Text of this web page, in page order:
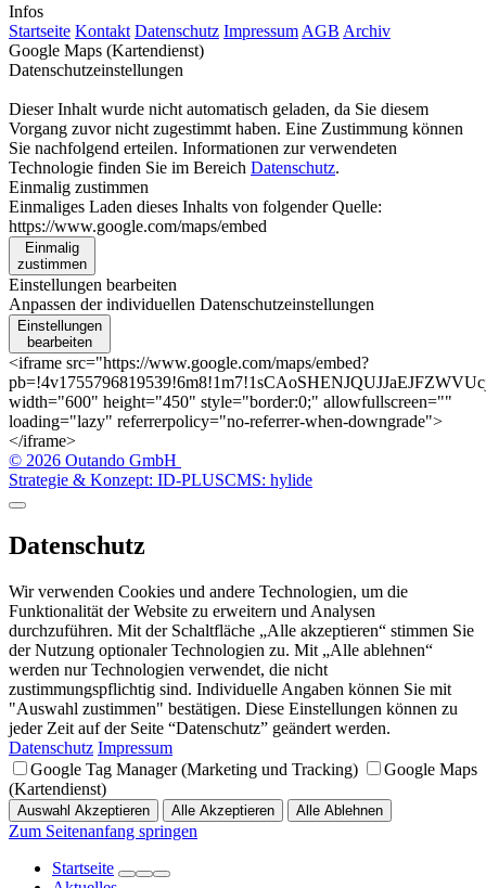
Infos
Startseite Kontakt Datenschutz Impressum AGB Archiv
Google Maps (Kartendienst)
Datenschutzeinstellungen
Dieser Inhalt wurde nicht automatisch geladen, da Sie diesem
Vorgang zuvor nicht zugestimmt haben. Eine Zustimmung können
Sie nachfolgend erteilen. Informationen zur verwendeten
Technologie finden Sie im Bereich Datenschutz.
Einmalig zustimmen
Einmaliges Laden dieses Inhalts von folgender Quelle:
https://www.google.com/maps/embed
Einmalig
zustimmen
Einstellungen bearbeiten
Anpassen der individuellen Datenschutzeinstellungen
Einstellungen
bearbeiten
<iframe src="https://www.google.com/maps/embed?
width="600" height="450" style="border:0;" allowfullscreen=""
loading="lazy" referrerpolicy="no-referrer-when-downgrade">
</iframe>
© 2026 Outando GmbH
Strategie & Konzept: ID-PLUSCMS: hylide
Datenschutz
Wir verwenden Cookies und andere Technologien, um die
Funktionalität der Website zu erweitern und Analysen
durchzuführen. Mit der Schaltfläche „Alle akzeptieren“ stimmen Sie
der Nutzung optionaler Technologien zu. Mit „Alle ablehnen“
werden nur Technologien verwendet, die nicht
zustimmungspflichtig sind. Individuelle Angaben können Sie mit
"Auswahl zustimmen" bestätigen. Diese Einstellungen können zu
jeder Zeit auf der Seite “Datenschutz” geändert werden.
Datenschutz Impressum
Google Tag Manager (Marketing und Tracking)
Google Maps
(Kartendienst)
Auswahl Akzeptieren Alle Akzeptieren Alle Ablehnen
Zum Seitenanfang springen
Startseite